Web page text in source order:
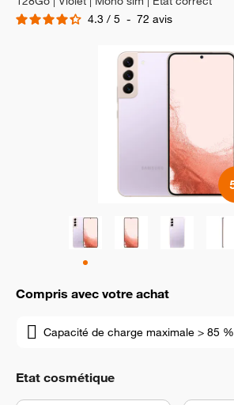
4.3 / 5 - 72 avis
Compris avec votre achat
Capacité de charge maximale > 85 %
Etat cosmétique